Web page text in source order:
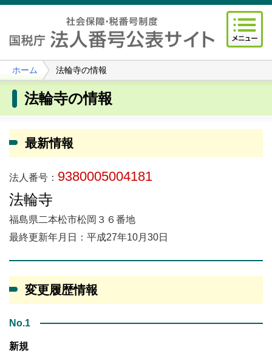
ホーム 法輪寺の情報
法輪寺の情報
最新情報
法人番号： 9380005004181
法輪寺
福島県二本松市松岡３６番地
最終更新年月日：平成27年10月30日
変更履歴情報
No.1
新規